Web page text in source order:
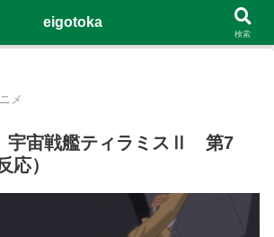
メ
宇宙戦艦ティラミスⅡ 第7
応）
eigotoka
検索